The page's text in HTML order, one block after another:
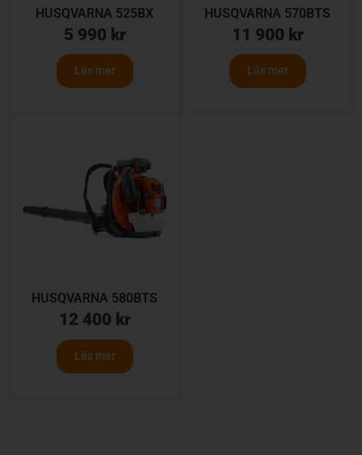
HUSQVARNA 525BX
5 990 kr
Läs mer
HUSQVARNA 570BTS
11 900 kr
Läs mer
HUSQVARNA 580BTS
12 400 kr
Läs mer